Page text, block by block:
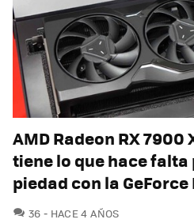
AMD Radeon RX 7900
tiene lo que hace
piedad con la GeForce
36 COMENTARIOS
HACE 4 AÑOS